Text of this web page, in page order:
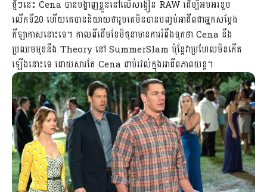
ថ្មីៗនេះ Cena បានបង្ហាញខ្លួននៅលើសង្វៀន RAW ដើម្បីអបអរខួប
លើកទី20 ហើយគេបាននិយាយថារូបគេមិនបានបញ្ចប់អាជីពជាអ្នកសម្ដែង
កីឡាកាសនោះទេ។ កាលពីដើមខែមិថុនាមានការរំពឹងទុកថា Cena នឹង
ប្រឈមមុខនឹង Theory នៅ SummerSlam ប៉ុន្តែវាប្រហែលមិនកើត
ឡើងនោះទេ ដោយសារតែ Cena ជាប់រវល់ក្នុងអាជីពភាពយន្ត។